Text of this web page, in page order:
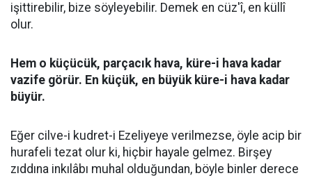
işittirebilir, bize söyleyebilir. Demek en cüz'î, en küllî
olur.
Hem o küçücük, parçacık hava, küre-i hava kadar
vazife görür. En küçük, en büyük küre-i hava kadar
büyür.
Eğer cilve-i kudret-i Ezeliyeye verilmezse, öyle acip bir
hurafeli tezat olur ki, hiçbir hayale gelmez. Birşey
zıddına inkılâbı muhal olduğundan, böyle binler derece